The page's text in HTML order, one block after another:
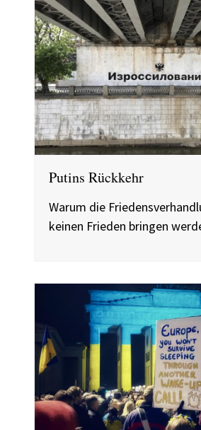
Putins Rückkehr
Warum die
keinen Frieden bringen